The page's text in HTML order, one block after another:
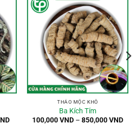
Khoảng
THẢO MỘC KHÔ
Ba Kích Tím
100,000VND – 850,000VND